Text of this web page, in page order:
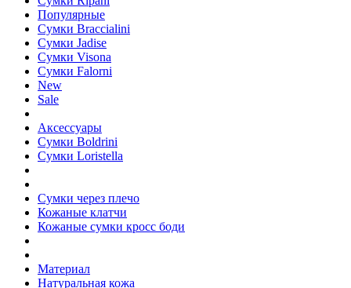
Популярные
Сумки Braccialini
Сумки Jadise
Сумки Visona
Сумки Falorni
New
Sale
Аксессуары
Сумки Boldrini
Сумки Loristella
Сумки через плечо
Кожаные клатчи
Кожаные сумки кросс боди
Материал
Натуральная кожа